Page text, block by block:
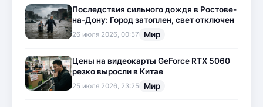
Последствия сильного дождя в Ростове-
на-Дону: Город затоплен, свет отключен
26 июля 2026, 00:57 Мир
Цены на видеокарты GeForce RTX 5060
резко выросли в Китае
25 июля 2026, 23:25 Мир